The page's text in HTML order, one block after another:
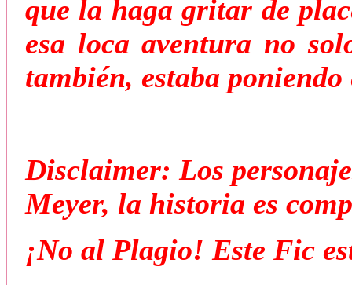
que la haga gritar de
esa loca aventura no
también, estaba
Disclaimer: Los
Meyer, la historia es
¡No al Plagio! Este Fic